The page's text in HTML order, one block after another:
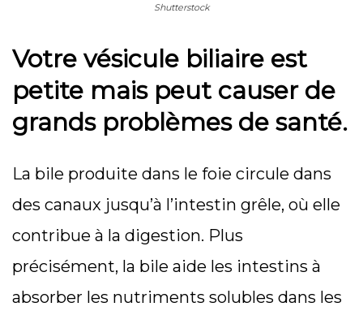
Shutterstock
Votre vésicule biliaire est
petite mais peut causer de
grands problèmes de santé.
La bile produite dans le foie circule dans
des canaux jusqu’à l’intestin grêle, où elle
contribue à la digestion. Plus
précisément, la bile aide les intestins à
absorber les nutriments solubles dans les